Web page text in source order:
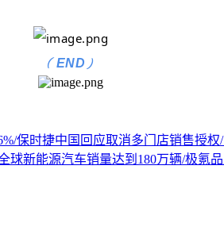
(END )
保时捷中国回应取消多门店销售授
新能源汽车销量达到180万辆/极氪